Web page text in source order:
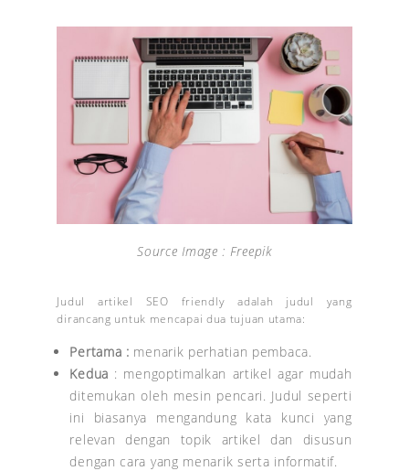
Source Image : Freepik
Judul artikel SEO friendly adalah judul yang
dirancang untuk mencapai dua tujuan utama:
Pertama : menarik perhatian pembaca.
Kedua : mengoptimalkan artikel agar mudah
ditemukan oleh mesin pencari. Judul seperti
ini biasanya mengandung kata kunci yang
relevan dengan topik artikel dan disusun
dengan cara yang menarik serta informatif.